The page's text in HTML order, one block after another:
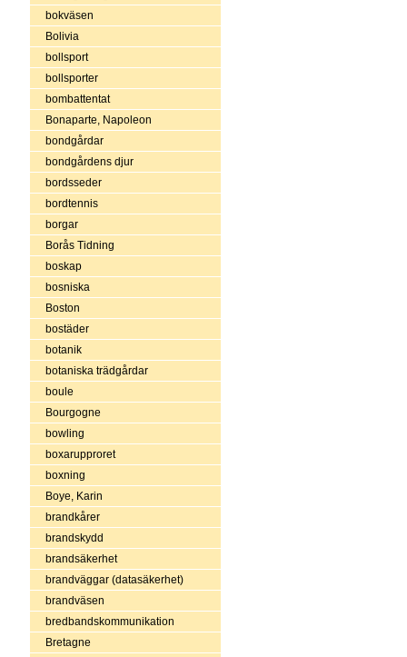
bokväsen
Bolivia
bollsport
bollsporter
bombattentat
Bonaparte, Napoleon
bondgårdar
bondgårdens djur
bordsseder
bordtennis
borgar
Borås Tidning
boskap
bosniska
Boston
bostäder
botanik
botaniska trädgårdar
boule
Bourgogne
bowling
boxarupproret
boxning
Boye, Karin
brandkårer
brandskydd
brandsäkerhet
brandväggar (datasäkerhet)
brandväsen
bredbandskommunikation
Bretagne